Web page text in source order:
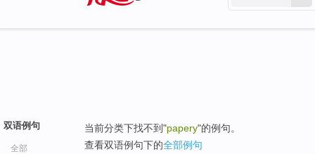
双语例句
全部
当前分类下找不到"papery"的例句。
查看双语例句下的全部例句